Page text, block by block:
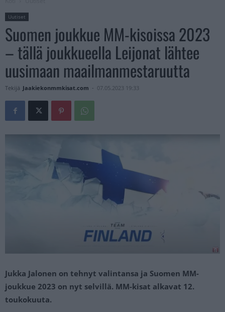
Uutiset
Suomen joukkue MM-kisoissa 2023
– tällä joukkueella Leijonat lähtee
uusimaan maailmanmestaruutta
Tekijä Jaakiekonmmkisat.com - 07.05.2023 19:33
Jukka Jalonen on tehnyt valintansa ja Suomen MM-
joukkue 2023 on nyt selvillä. MM-kisat alkavat 12.
toukokuuta.